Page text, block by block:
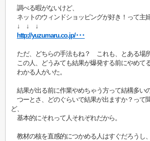
調べる暇がないけど、
ネットのウィンドショッピングが好き！って主婦
↓ ↓ ↓
http://yuzumaru.co.jp/･･･
ただ、どちらの手法もね？ これも、とある場
この人、どうみても結果が爆発する前にやめて
わかる人がいた。
結果が出る前に作業やめちゃう方って結構多い
つーとさ、どのぐらいで結果が出ますか？って
ど、
基本的にそれって人それぞれだから。
教材の核を直感的につかめる人はすぐだろうし、